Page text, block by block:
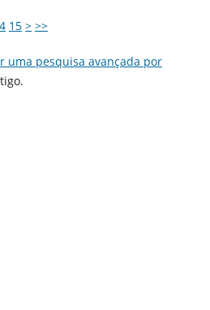
15 > >>
uma pesquisa avançada por